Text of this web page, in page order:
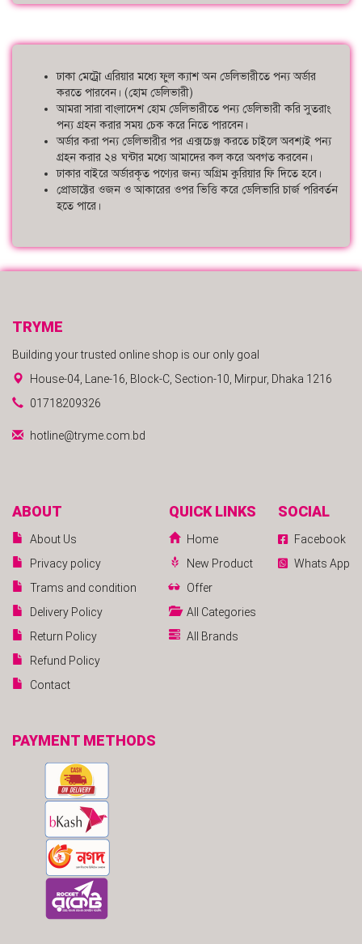
ঢাকা মেট্রো এরিয়ার মধ্যে ফুল ক্যাশ অন ডেলিভারীতে পন্য অর্ডার
করতে পারবেন। (হোম ডেলিভারী)
আমরা সারা বাংলাদেশ হোম ডেলিভারীতে পন্য ডেলিভারী করি সুতরাং
পন্য গ্রহন করার সময় চেক করে নিতে পারবেন।
অর্ডার করা পন্য ডেলিভারীর পর এক্সচেঞ্জ করতে চাইলে অবশ্যই পন্য
গ্রহন করার ২৪ ঘন্টার মধ্যে আমাদের কল করে অবগত করবেন।
ঢাকার বাইরে অর্ডারকৃত পণ্যের জন্য অগ্রিম কুরিয়ার ফি দিতে হবে।
প্রোডাক্টের ওজন ও আকারের ওপর ভিত্তি করে ডেলিভারি চার্জ পরিবর্তন
হতে পারে।
TRYME
Building your trusted online shop is our only goal
House-04, Lane-16, Block-C, Section-10, Mirpur, Dhaka 1216
01718209326
hotline@tryme.com.bd
ABOUT
About Us
Privacy policy
Trams and condition
Delivery Policy
Return Policy
Refund Policy
Contact
QUICK LINKS
Home
New Product
Offer
All Categories
All Brands
SOCIAL
Facebook
Whats App
PAYMENT METHODS